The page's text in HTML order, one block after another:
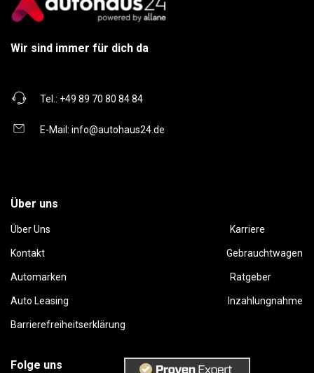
Wir sind immer für dich da
Tel.: +49 89 70 80 84 84
E-Mail: info@autohaus24.de
Über uns
Über Uns Karriere
Kontakt Gebrauchtwagen
Automarken Ratgeber
Auto Leasing Inzahlungnahme
Barrierefreiheitserklärung
Folge uns